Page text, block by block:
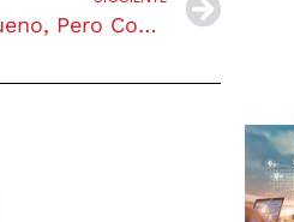
El Stretch Film Es Bueno, Pero Combinándolo Es Mejor